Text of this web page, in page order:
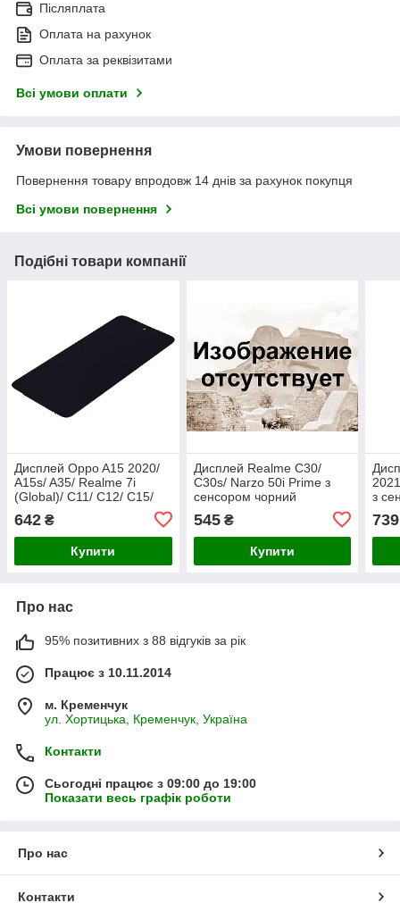
Післяплата
Оплата на рахунок
Оплата за реквізитами
Всі умови оплати
Умови повернення
Повернення товару впродовж 14 днів за рахунок покупця
Всі умови повернення
Подібні товари компанії
Дисплей Oppo A15 2020/
A15s/ A35/ Realme 7i
(Global)/ C11/ C12/ C15/
оригінал в упаков
642 ₴
Купити
Дисплей Realme C30/
C30s/ Narzo 50i Prime з
сенсором чорний
545₴
Купити
з
739
Про нас
95% позитивних з 88 відгуків за рік
Працює з 10.11.2014
м. Кременчук
ул. Хортицька, Кременчук, Україна
Контакти
Сьогодні працює з 09:00 до 19:00
Показати весь графік роботи
Про нас
Контакти